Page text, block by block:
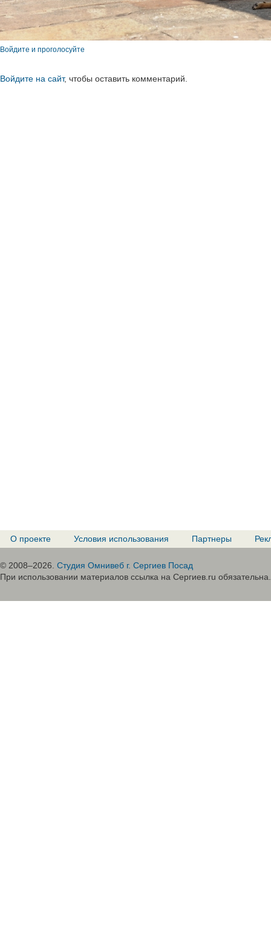
Войдите и проголосуйте
Войдите на сайт, чтобы оставить комментарий.
О проекте Условия использования Партнеры
© 2008–2026. Студия Омнивеб г. Сергиев Посад
При использовании материалов ссылка на Сергиев.ru обязательна.